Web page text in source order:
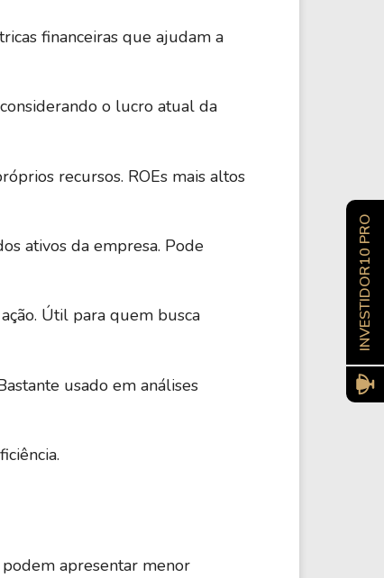
financeiras que ajudam a
o lucro atual da
recursos. ROEs mais altos
ativos da empresa. Pode
Útil para quem busca
usado em análises
apresentar menor
INVESTIDOR10 PRO